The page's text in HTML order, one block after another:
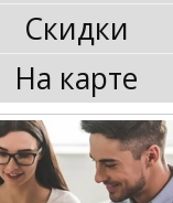
Скидки
На карте